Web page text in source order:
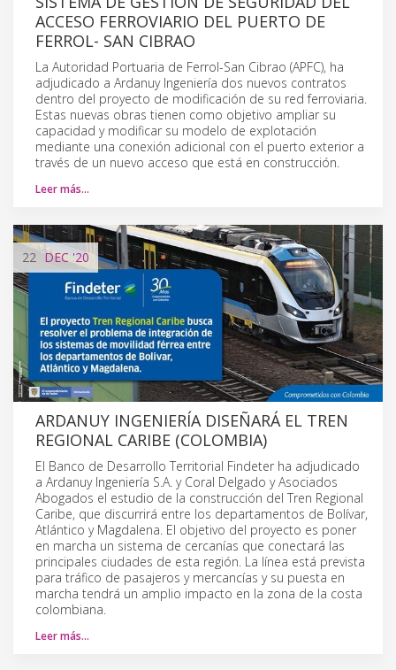
ACCESO FERROVIARIO DEL PUERTO DE
FERROL- SAN CIBRAO
La Autoridad Portuaria de Ferrol-San Cibrao (APFC), ha
adjudicado a Ardanuy Ingeniería dos nuevos contratos
dentro del proyecto de modificación de su red ferroviaria.
Estas nuevas obras tienen como objetivo ampliar su
capacidad y modificar su modelo de explotación
mediante una conexión adicional con el puerto exterior a
través de un nuevo acceso que está en construcción.
Leer más…
22 DEC '20
ARDANUY INGENIERÍA DISEÑARÁ EL TREN
REGIONAL CARIBE (COLOMBIA)
El Banco de Desarrollo Territorial Findeter ha adjudicado
a Ardanuy Ingeniería S.A. y Coral Delgado y Asociados
Abogados el estudio de la construcción del Tren Regional
Caribe, que discurrirá entre los departamentos de Bolívar,
Atlántico y Magdalena. El objetivo del proyecto es poner
en marcha un sistema de cercanías que conectará las
principales ciudades de esta región. La línea está prevista
para tráfico de pasajeros y mercancías y su puesta en
marcha tendrá un amplio impacto en la zona de la costa
colombiana.
Leer más…